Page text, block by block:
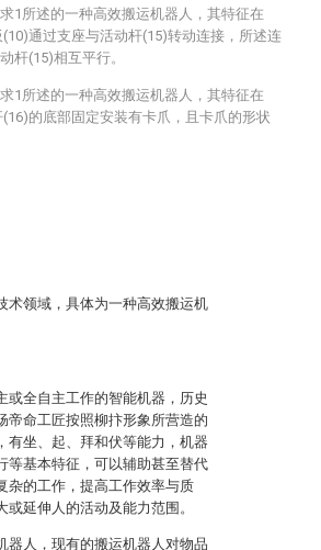
术领域，具体为一种高效搬运机
或全自主工作的智能机器，历史
帝命工匠按照柳抃形象所营造的
有坐、起、拜和伏等能力，机器
等基本特征，可以辅助甚至替代
杂的工作，提高工作效率与质
延伸人的活动及能力范围。
器人，现有的搬运机器人对物品
1所述的一种高效搬运机器人，其特征在
通过支座与活动杆(15)转动连接，所述连
杆(15)相互平行。
1所述的一种高效搬运机器人，其特征在
的底部固定安装有卡爪，且卡爪的形状